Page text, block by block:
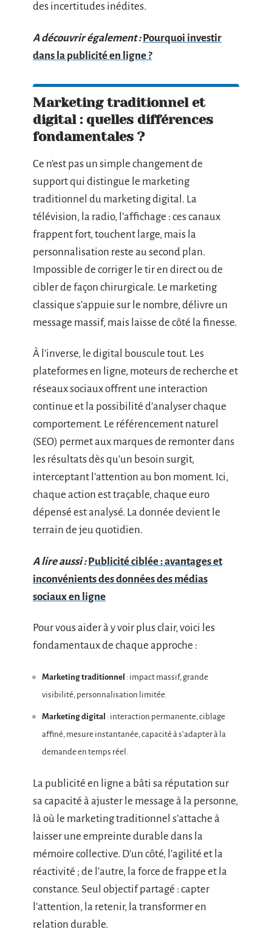
des incertitudes inédites.
A découvrir également : Pourquoi investir
dans la publicité en ligne ?
Marketing traditionnel et
digital : quelles différences
fondamentales ?
Ce n’est pas un simple changement de
support qui distingue le marketing
traditionnel du marketing digital. La
télévision, la radio, l’affichage : ces canaux
frappent fort, touchent large, mais la
personnalisation reste au second plan.
Impossible de corriger le tir en direct ou de
cibler de façon chirurgicale. Le marketing
classique s’appuie sur le nombre, délivre un
message massif, mais laisse de côté la finesse.
À l’inverse, le digital bouscule tout. Les
plateformes en ligne, moteurs de recherche et
réseaux sociaux offrent une interaction
continue et la possibilité d’analyser chaque
comportement. Le référencement naturel
(SEO) permet aux marques de remonter dans
les résultats dès qu’un besoin surgit,
interceptant l’attention au bon moment. Ici,
chaque action est traçable, chaque euro
dépensé est analysé. La donnée devient le
terrain de jeu quotidien.
A lire aussi : Publicité ciblée : avantages et
inconvénients des données des médias
sociaux en ligne
Pour vous aider à y voir plus clair, voici les
fondamentaux de chaque approche :
Marketing traditionnel : impact massif, grande
visibilité, personnalisation limitée.
Marketing digital : interaction permanente, ciblage
affiné, mesure instantanée, capacité à s’adapter à la
demande en temps réel.
La publicité en ligne a bâti sa réputation sur
sa capacité à ajuster le message à la personne,
là où le marketing traditionnel s’attache à
laisser une empreinte durable dans la
mémoire collective. D’un côté, l’agilité et la
réactivité ; de l’autre, la force de frappe et la
constance. Seul objectif partagé : capter
l’attention, la retenir, la transformer en
relation durable.